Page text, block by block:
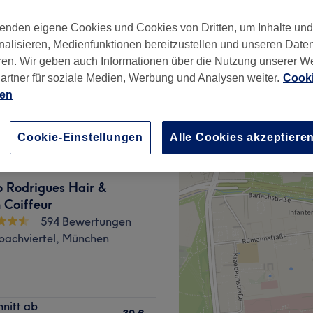
ab 31,50 €
Kisso Hair im Salon
höchstem Niveau. Der
Rodrigues Hair &
Coiffeur
594 Bewertungen
München
ab
eigene Cookies und Cookies von Dritten, um Inhalte
Medienfunktionen bereitzustellen und unseren
Wir geben auch Informationen über die Nutzung unserer
für soziale Medien, Werbung und Analysen weiter.
Cookie-Einstellungen Alle Cookies